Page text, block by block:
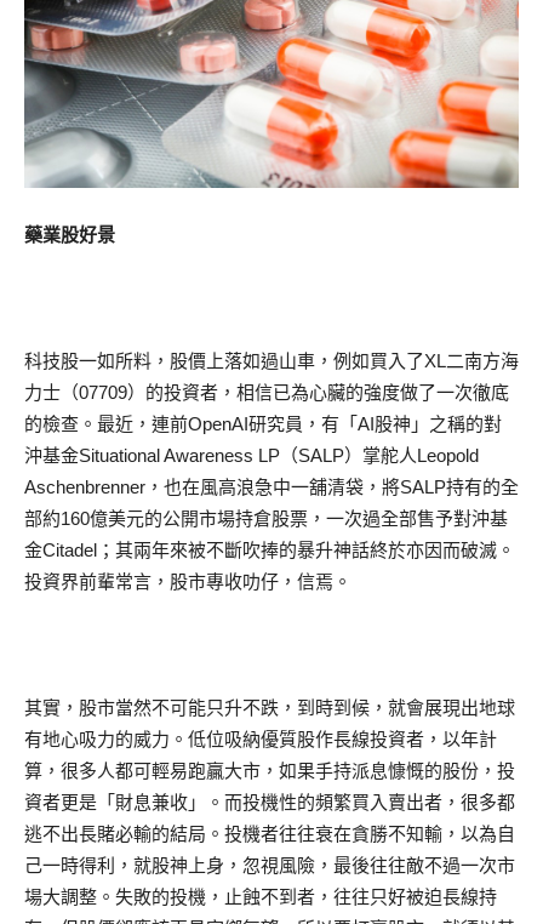
藥業股好景
科技股一如所料，股價上落如過山車，例如買入了XL二南方海
力士（07709）的投資者，相信已為心臟的強度做了一次徹底
的檢查。最近，連前OpenAI研究員，有「AI股神」之稱的對
沖基金Situational Awareness LP（SALP）掌舵人Leopold
Aschenbrenner，也在風高浪急中一舖清袋，將SALP持有的全
部約160億美元的公開市場持倉股票，一次過全部售予對沖基
金Citadel；其兩年來被不斷吹捧的暴升神話終於亦因而破滅。
投資界前輩常言，股市專收叻仔，信焉。
其實，股市當然不可能只升不跌，到時到候，就會展現出地球
有地心吸力的威力。低位吸納優質股作長線投資者，以年計
算，很多人都可輕易跑贏大市，如果手持派息慷慨的股份，投
資者更是「財息兼收」。而投機性的頻繁買入賣出者，很多都
逃不出長賭必輸的結局。投機者往往衰在貪勝不知輸，以為自
己一時得利，就股神上身，忽視風險，最後往往敵不過一次市
場大調整。失敗的投機，止蝕不到者，往往只好被迫長線持